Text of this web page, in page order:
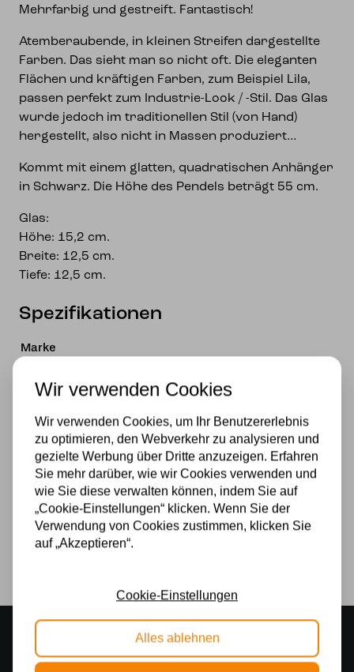
Mehrfarbig und gestreift. Fantastisch!
Atemberaubende, in kleinen Streifen dargestellte
Farben. Das sieht man so nicht oft. Die eleganten
Flächen und kräftigen Farben, zum Beispiel Lila,
passen perfekt zum Industrie-Look / -Stil. Das Glas
wurde jedoch im traditionellen Stil (von Hand)
hergestellt, also nicht in Massen produziert…
Kommt mit einem glatten, quadratischen Anhänger
in Schwarz. Die Höhe des Pendels beträgt 55 cm.
Glas:
Höhe: 15,2 cm.
Breite: 12,5 cm.
Tiefe: 12,5 cm.
Spezifikationen
Marke
Glas
Stromversorgung
Lichtquelle
Stimmungsvoller Showroom
Wir verwenden Cookies
Wir verwenden Cookies, um Ihr Benutzererlebnis
zu optimieren, den Webverkehr zu analysieren und
gezielte Werbung über Dritte anzuzeigen. Erfahren
Sie mehr darüber, wie wir Cookies verwenden und
wie Sie diese verwalten können, indem Sie auf
„Cookie-Einstellungen“ klicken. Wenn Sie der
Verwendung von Cookies zustimmen, klicken Sie
auf „Akzeptieren“.
Cookie-Einstellungen
Alles ablehnen